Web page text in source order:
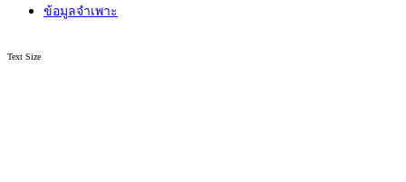
ข้อมูลจำเพาะ
Text Size